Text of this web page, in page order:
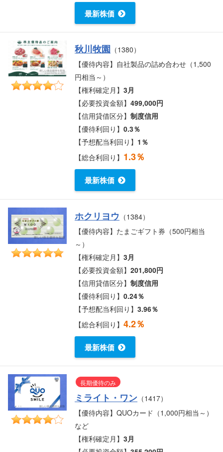
最新株価
秋川牧園 （1380）
【優待内容】自社製品の詰め合わせ（1,500
円相当～）
【権利確定月】3月
【必要投資金額】499,000円
【信用貸借区分】制度信用
【優待利回り】0.3％
【予想配当利回り】 1％
【総合利回り】 1.3％
最新株価
ホクリヨウ （1384）
【優待内容】たまごギフト券（500円相当
～）
【権利確定月】3月
【必要投資金額】201,800円
【信用貸借区分】制度信用
【優待利回り】0.24％
【予想配当利回り】3.96％
【総合利回り】4.2％
最新株価
長期優待のみ
ミライト・ワン （1417）
【優待内容】QUOカード（1,000円相当～）
など
【権利確定月】3月